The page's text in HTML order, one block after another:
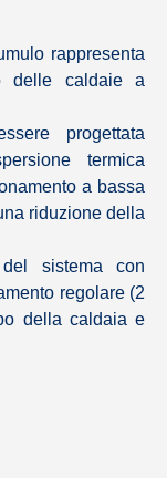
rappresenta
delle caldaie a
progettata
termica
a bassa
riduzione della
sistema con
regolare (2
della caldaia e